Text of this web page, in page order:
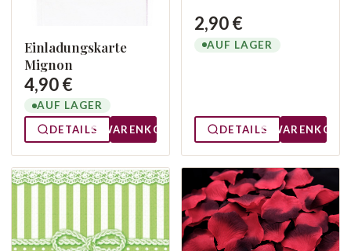
Einladungskarte
Mignon
4,90 €
AUF LAGER
DETAILS
WARENKORB
2,90 €
AUF LAGER
DETAILS WARENKORB